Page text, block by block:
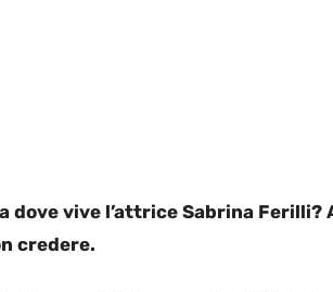
dove vive l’attrice Sabrina
credere.